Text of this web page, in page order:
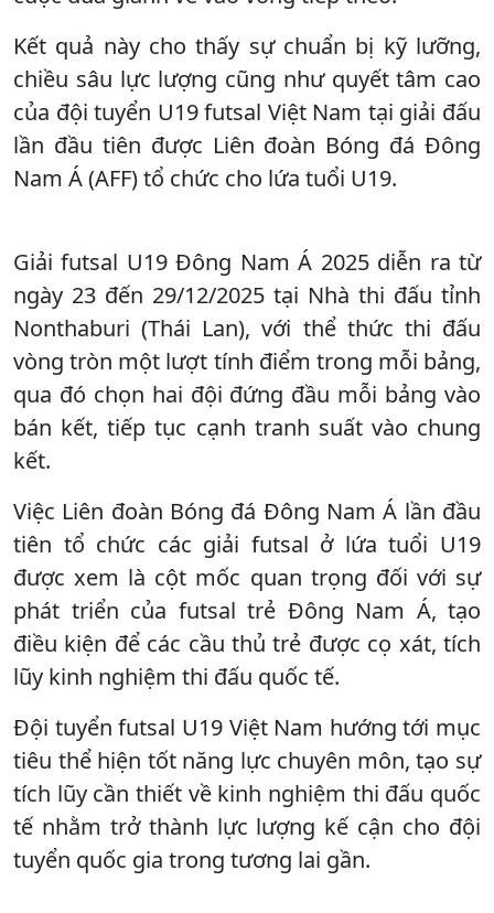
Kết quả này cho thấy sự chuẩn bị kỹ lưỡng,
chiều sâu lực lượng cũng như quyết tâm cao
của đội tuyển U19 futsal Việt Nam tại giải đấu
lần đầu tiên được Liên đoàn Bóng đá Đông
Nam Á (AFF) tổ chức cho lứa tuổi U19.
Giải futsal U19 Đông Nam Á 2025 diễn ra từ
ngày 23 đến 29/12/2025 tại Nhà thi đấu tỉnh
Nonthaburi (Thái Lan), với thể thức thi đấu
vòng tròn một lượt tính điểm trong mỗi bảng,
qua đó chọn hai đội đứng đầu mỗi bảng vào
bán kết, tiếp tục cạnh tranh suất vào chung
kết.
Việc Liên đoàn Bóng đá Đông Nam Á lần đầu
tiên tổ chức các giải futsal ở lứa tuổi U19
được xem là cột mốc quan trọng đối với sự
phát triển của futsal trẻ Đông Nam Á, tạo
điều kiện để các cầu thủ trẻ được cọ xát, tích
lũy kinh nghiệm thi đấu quốc tế.
Đội tuyển futsal U19 Việt Nam hướng tới mục
tiêu thể hiện tốt năng lực chuyên môn, tạo sự
tích lũy cần thiết về kinh nghiệm thi đấu quốc
tế nhằm trở thành lực lượng kế cận cho đội
tuyển quốc gia trong tương lai gần.